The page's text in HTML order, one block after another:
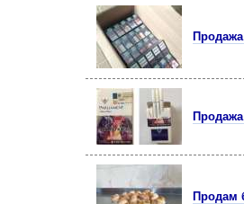
Продам